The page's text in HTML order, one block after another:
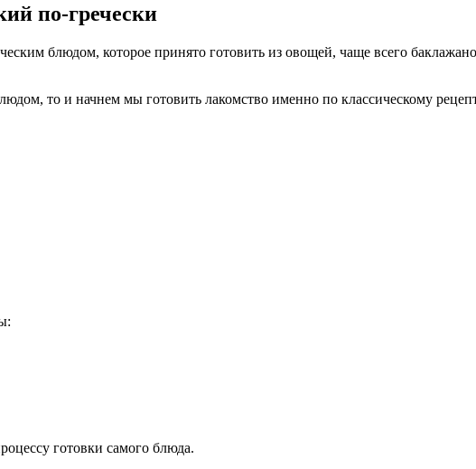
по-гречески
блюдом, которое принято готовить из овощей, чаще всего
то и начнем мы готовить лакомство именно по классическому
готовки самого блюда.